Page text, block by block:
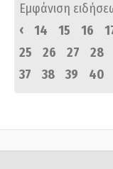
Εμφάνιση
‹
14 15 16
25
26 27 28
37
38 39 40